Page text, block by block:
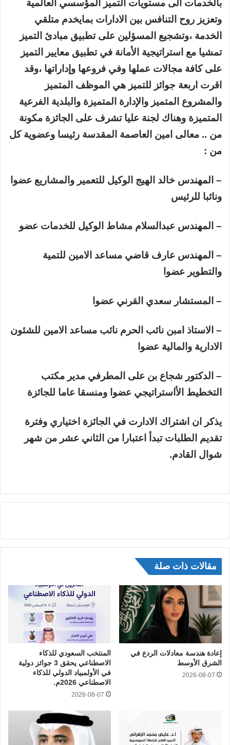
بالخدمات الى مستويات التميز المؤسسي العالمية
وتعزيز روح التنافس بين الادارات بمايخدم متلقي
الخدمة ،وتشجيع المسؤلين على تطبيق مبادئ التميز
تمشيا مع استراتيجية الأمانة في تطبيق معايير التميز
على كافة مجالات عملها وفي فروعها وإداراتها ،وقد
اقرت اربعة جوائز للتميز هي الموظف المتميز
والمشروع المتميز والإدارة المتميزة والبلدية الفرعية
المتميزة وهناك لجنة عليا تشرف على الجائزة مكونة
من .. معالى امين العاصمة المقدسة رئيسا وعضوية كل
من :
– المهندس خالد الهيج الوكيل للتعمير والمشاريع عضوا
ونائبا للرئيس
– المهندس عبدالسلام مشاط الوكيل للخدمات عضو
– المهندس عارف قاضي مساعد الامين للتمية
والتطوير عضوا
– المستشار سعدي القرني عضوا
– الاستاذ امبن نائب الحرم نائب مساعد الامين للشئون
الادارية والمالية عضوا
– الدكتور شجاع بن على المطرفي مدير مكتب
التخطيط الأاستراتيجي عضوا ومنسقا عاما للجائزة
يذكر ان اشتراك الادارت في الجائزة اختياري وفترة
تقديم الطلبات تبدأ اعتبارا من الثاني عشر من شهر
شوال القادم.
مقالات ذات صلة
إعادة هندسة معادلات الردع في
الشرق الأوسط
2026-08-07
المنتخب السعودي للذكاء
الاصطناعي يحقق 3 جوائز دولية
في الأولمبياد الدولي للذكاء
الاصطناعي 2026م.
2026-08-07